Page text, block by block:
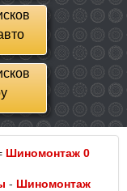
Шиномонтаж 0
- Шиномонтаж